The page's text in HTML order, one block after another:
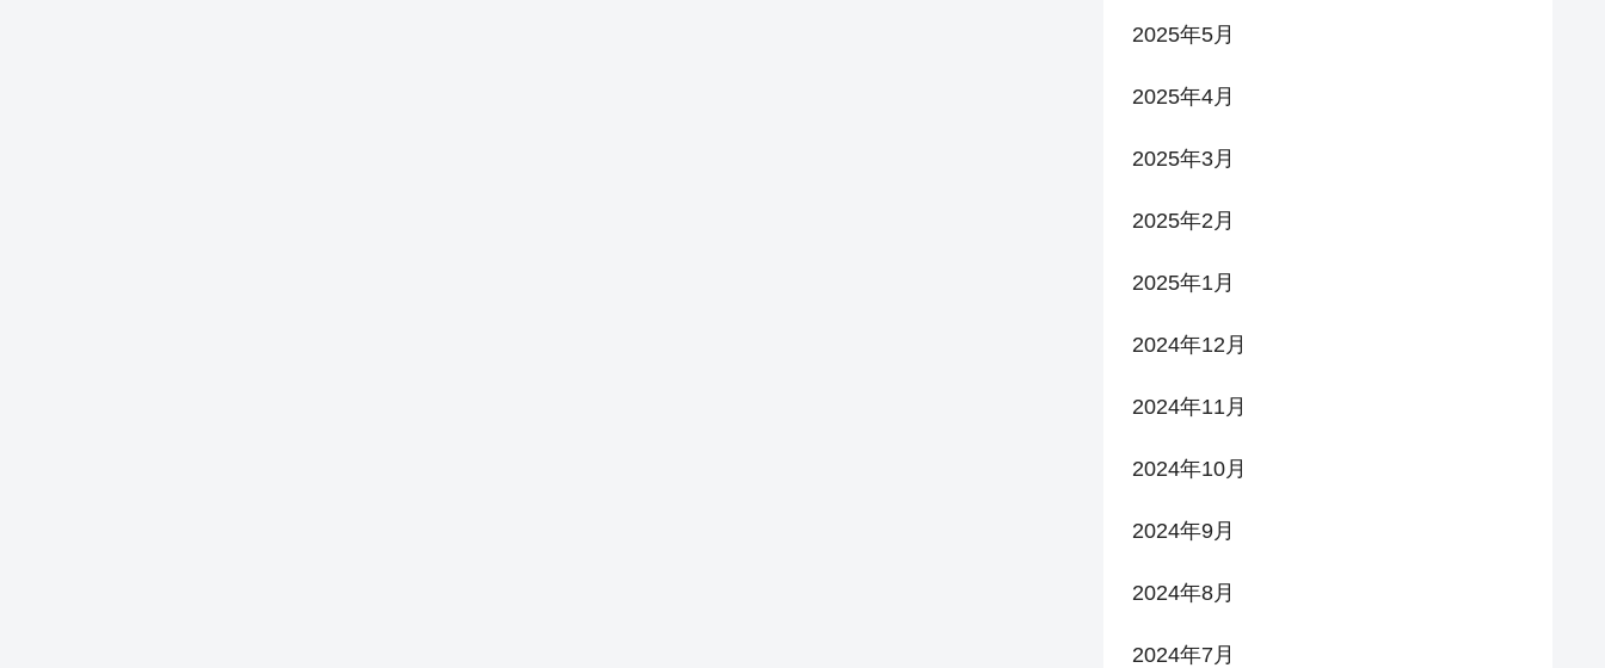
2025年5月
2025年4月
2025年3月
2025年2月
2025年1月
2024年12月
2024年11月
2024年10月
2024年9月
2024年8月
2024年7月